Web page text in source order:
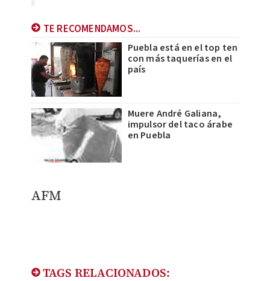
TE RECOMENDAMOS...
Puebla está en el top ten
con más taquerías en el
país
Muere André Galiana,
impulsor del taco árabe
en Puebla
AFM
TAGS RELACIONADOS: